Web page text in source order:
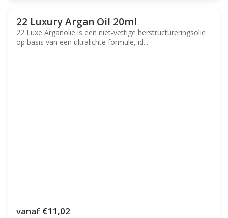
22 Luxury Argan Oil 20ml
22 Luxe Arganolie is een niet-vettige herstructureringsolie
op basis van een ultralichte formule, id...
vanaf €11,02